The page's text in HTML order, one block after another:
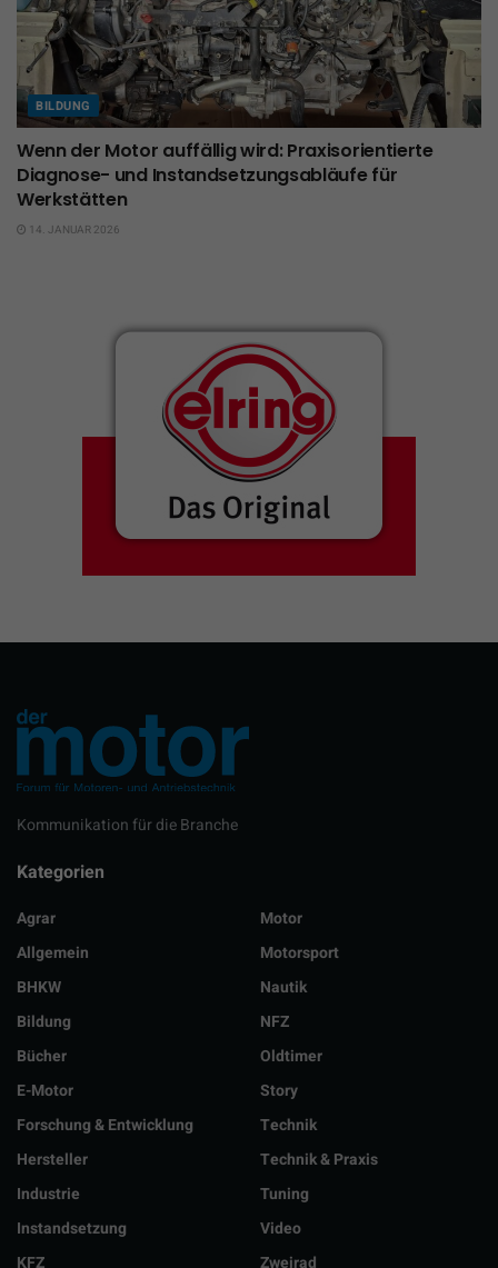
BILDUNG
Wenn der Motor auffällig wird: Praxisorientierte
Diagnose- und Instandsetzungsabläufe für
Werkstätten
14. JANUAR 2026
Kommunikation für die Branche
Kategorien
Agrar
Allgemein
BHKW
Bildung
Bücher
E-Motor
Forschung & Entwicklung
Hersteller
Industrie
Instandsetzung
Motor
Motorsport
Nautik
NFZ
Oldtimer
Story
Technik
Technik & Praxis
Tuning
Video